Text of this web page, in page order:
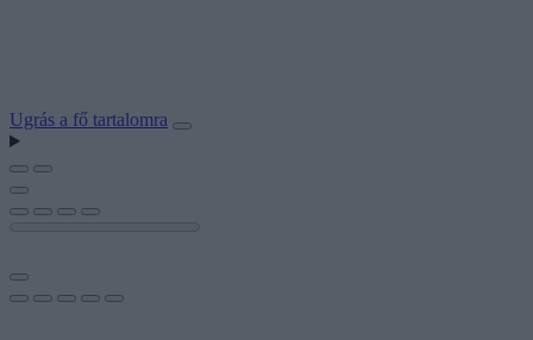
Ugrás a fő tartalomra